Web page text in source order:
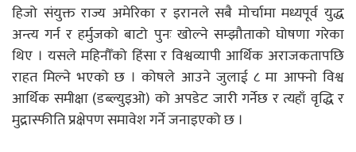
हिजो संयुक्त राज्य अमेरिका र इरानले सबै मोर्चामा मध्यपूर्व युद्ध
अन्त्य गर्न र हर्मुजको बाटो पुनः खोल्ने सम्झौताको घोषणा गरेका
थिए । यसले महिनौँको हिंसा र विश्वव्यापी आर्थिक अराजकतापछि
राहत मिल्ने भएको छ । कोषले आउने जुलाई ८ मा आफ्नो विश्व
आर्थिक समीक्षा (डब्ल्युइओ) को अपडेट जारी गर्नेछ र त्यहाँ वृद्धि र
मुद्रास्फीति प्रक्षेपण समावेश गर्ने जनाइएको छ ।